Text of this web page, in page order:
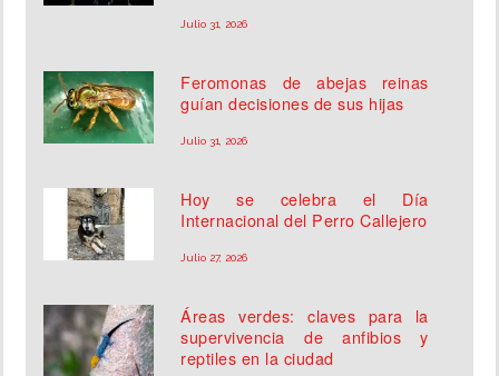
Julio 31, 2026
Feromonas de abejas reinas
guían decisiones de sus hijas
Julio 31, 2026
Hoy se celebra el Día
Internacional del Perro Callejero
Julio 27, 2026
Áreas verdes: claves para la
supervivencia de anfibios y
reptiles en la ciudad